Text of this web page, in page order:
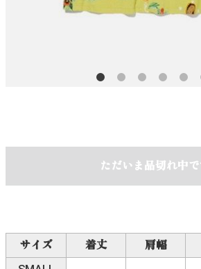
ただいま品切れ中
サイズ 着丈 肩幅